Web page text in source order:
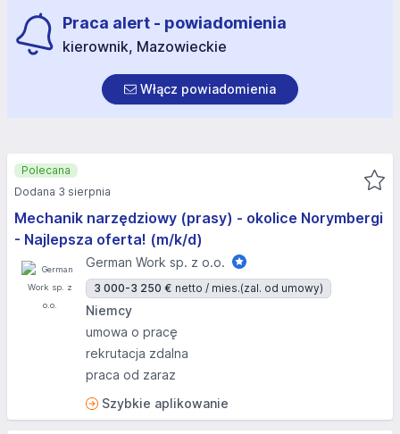
Praca alert - powiadomienia
kierownik, Mazowieckie
Włącz powiadomienia
Mechanik narzędziowy (prasy) - okolice Norymbergi
- Najlepsza oferta! (m/k/d)
German Work sp. z o.o.
3 000-3 250 € netto / mies.(zal. od umowy)
Niemcy
umowa o pracę
rekrutacja zdalna
praca od zaraz
Szybkie aplikowanie
Polecana
Dodana 3 sierpnia